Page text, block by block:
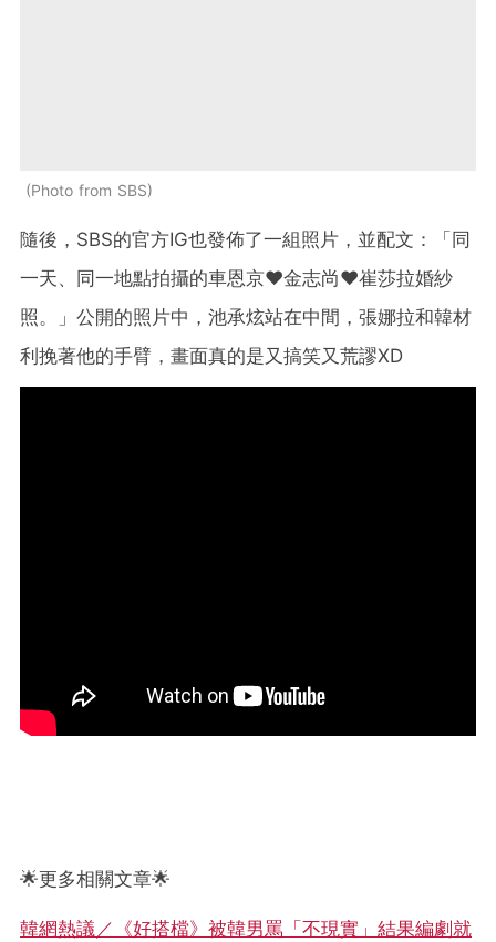
Photo from SBS
隨後，SBS的官方IG也發佈了一組照片，並配文：「同
一天、同一地點拍攝的車恩京♥金志尚♥崔莎拉婚紗
照。」公開的照片中，池承炫站在中間，張娜拉和韓材
利挽著他的手臂，畫面真的是又搞笑又荒謬XD
🌟更多相關文章🌟
韓網熱議／《好搭檔》被韓男罵「不現實」結果編劇就